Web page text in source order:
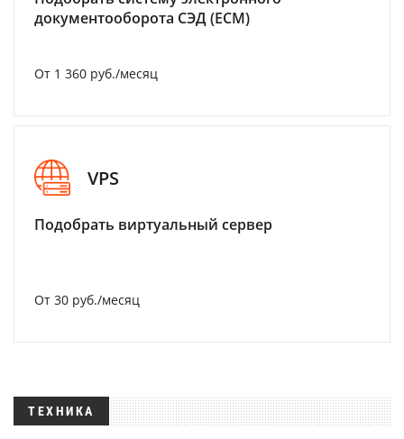
документооборота СЭД (ECM)
От 1 360 руб./месяц
VPS
Подобрать виртуальный сервер
От 30 руб./месяц
ТЕХНИКА